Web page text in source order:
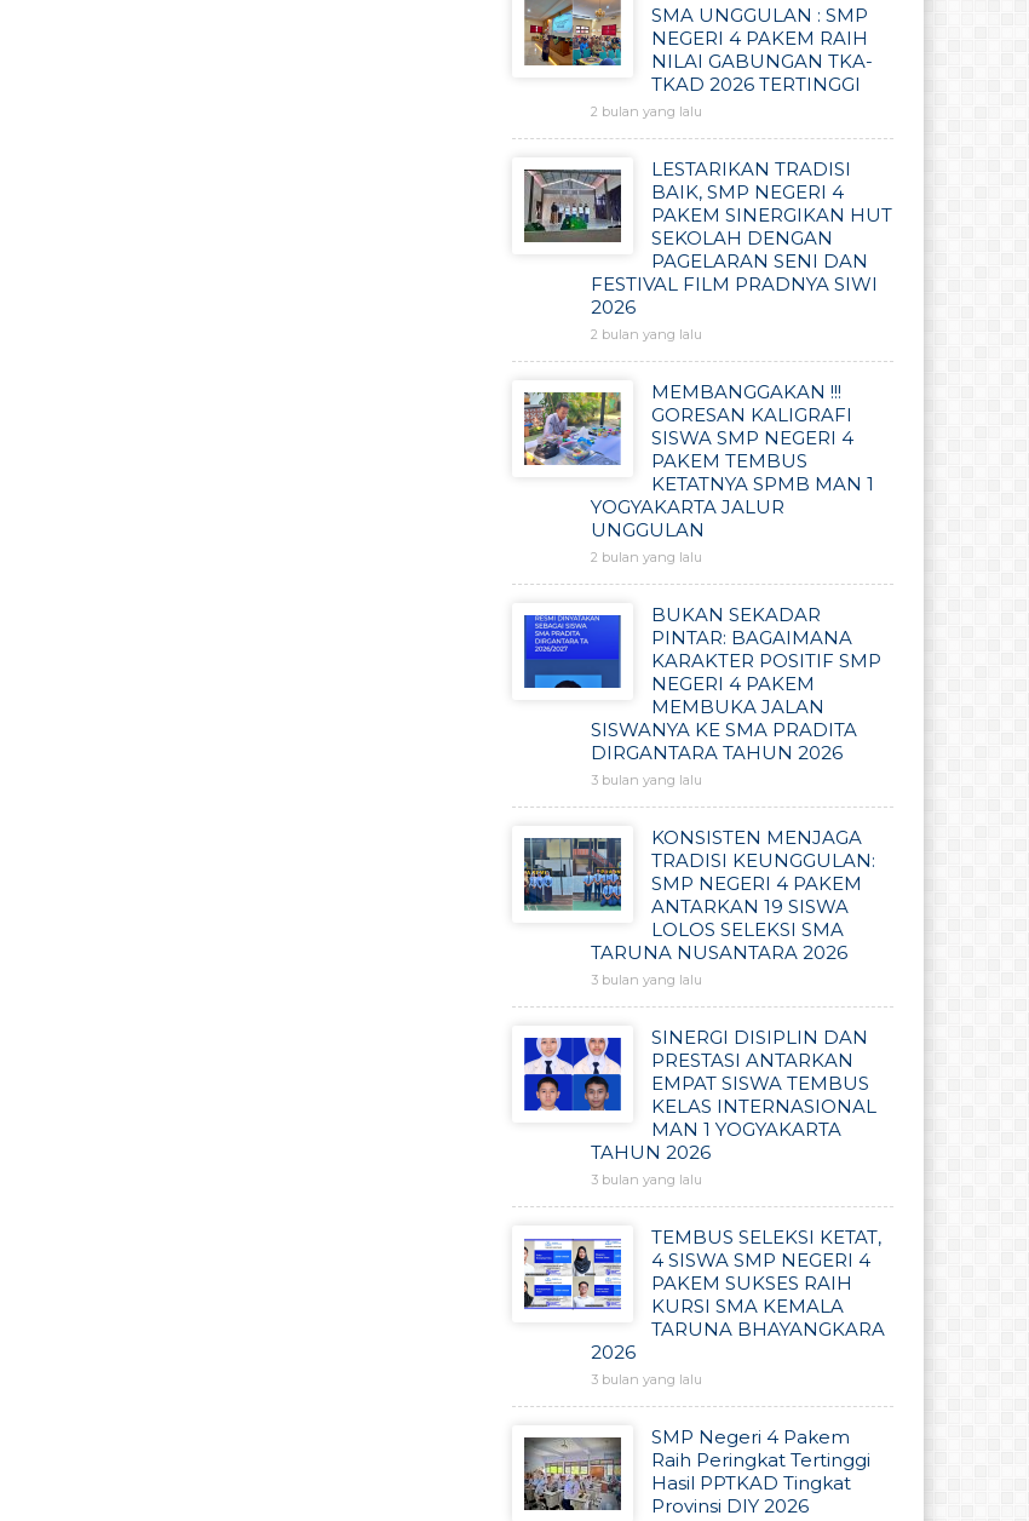
SMA UNGGULAN : SMP
NEGERI 4 PAKEM RAIH
NILAI GABUNGAN TKA-
TKAD 2026 TERTINGGI
2 bulan yang lalu
LESTARIKAN TRADISI
BAIK, SMP NEGERI 4
PAKEM SINERGIKAN HUT
SEKOLAH DENGAN
PAGELARAN SENI DAN
FESTIVAL FILM PRADNYA SIWI
2026
2 bulan yang lalu
MEMBANGGAKAN !!!
GORESAN KALIGRAFI
SISWA SMP NEGERI 4
PAKEM TEMBUS
KETATNYA SPMB MAN 1
YOGYAKARTA JALUR
UNGGULAN
2 bulan yang lalu
BUKAN SEKADAR
PINTAR: BAGAIMANA
KARAKTER POSITIF SMP
NEGERI 4 PAKEM
MEMBUKA JALAN
SISWANYA KE SMA PRADITA
DIRGANTARA TAHUN 2026
3 bulan yang lalu
KONSISTEN MENJAGA
TRADISI KEUNGGULAN:
SMP NEGERI 4 PAKEM
ANTARKAN 19 SISWA
LOLOS SELEKSI SMA
TARUNA NUSANTARA 2026
3 bulan yang lalu
SINERGI DISIPLIN DAN
PRESTASI ANTARKAN
EMPAT SISWA TEMBUS
KELAS INTERNASIONAL
MAN 1 YOGYAKARTA
TAHUN 2026
3 bulan yang lalu
TEMBUS SELEKSI KETAT,
4 SISWA SMP NEGERI 4
PAKEM SUKSES RAIH
KURSI SMA KEMALA
TARUNA BHAYANGKARA
2026
3 bulan yang lalu
SMP Negeri 4 Pakem
Raih Peringkat Tertinggi
Hasil PPTKAD Tingkat
Provinsi DIY 2026